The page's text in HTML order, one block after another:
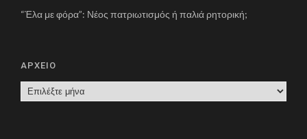
“Έλα με φόρα”: Νέος πατριωτισμός ή παλιά ρητορική;
ΑΡΧΕΙΟ